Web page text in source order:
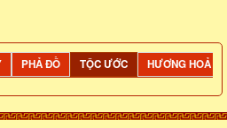
PHẢ ĐỒ TỘC ƯỚC HƯƠNG HOẢ